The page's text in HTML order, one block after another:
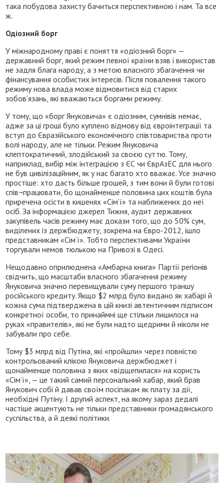
така побудова захисту бачиться перспективною і нам. Та все
ж.
Одіозний борг
У міжнародному праві є поняття «одіозний борг» —
державний борг, який режим певної країни взяв і використав
не задля блага народу, а з метою власного збагачення чи
фінансування особистих інтересів. Після повалення такого
режиму нова влада може відмовитися від старих
зобов’язань, які вважаються боргами режиму.
У тому, що «борг Януковича» є одіозним, сумнівів немає,
адже за ці гроші було куплено відмову від євроінтеграції та
вступ до Євразійського економічного співтовариства проти
волі народу, але не тільки. Режим Януковича
клептократичний, злодійський за своєю суттю. Тому,
наприклад, вибір між інтеграцією з ЄС чи ЄврАзЕС для нього
не був цивілізаційним, як у нас багато хто вважає. Усе значно
простіше: хто дасть більше грошей, з тим вони й були готові
спів¬працювати, бо щонайменше половина цих коштів була
приречена осісти в кишенях «Сім’ї» та наближених до неї
осіб. За інформацією джерел Тижня, аудит державних
закупівель часів режиму має докази того, що до 50% сум,
виділених із держбюджету, зокрема на Євро-2012, ішло
представникам «Сім’ї». Тобто перспективами України
торгували немов тюлькою на Привозі в Одесі.
Нещодавно оприлюднена «Амбарна книга» Партії регіонів
свідчить, що масштаби власного збагачення режиму
Януковича значно перевищували суму першого траншу
російського кредиту. Якщо $2 млрд було видано як хабарі й
кожна сума підтверджена в цій книзі автентичним підписом
конкретної особи, то принаймні ще стільки лишилося на
руках «правителів», які не були надто щедрими й ніколи не
забували про себе.
Тому $3 млрд від Путіна, які «пройшли» через повністю
контрольований клікою Януковича держбюджет і
щонайменше половина з яких «відщепилася» на користь
«Сім’ї», — це такий самий персональний хабар, який брав
Янукович собі й давав своїм посіпакам як плату за дії,
необхідні Путіну. І другий аспект, на якому зараз дедалі
частіше акцентують не тільки представники громадянського
суспільства, а й деякі політики.